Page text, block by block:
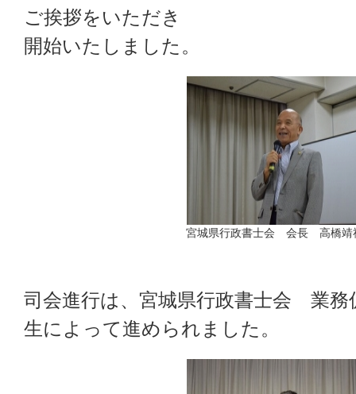
ご挨拶をいただき
開始いたしました。
宮城県行政書士会 会長 高橋靖
司会進行は、宮城県行政書士会 業
生によって進められました。